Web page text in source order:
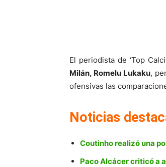
El periodista de ‘Top
Milán, Romelu Lukaku,
ofensivas las
Noticias
Coutinho realizó una
Paco Alcácer criticó a